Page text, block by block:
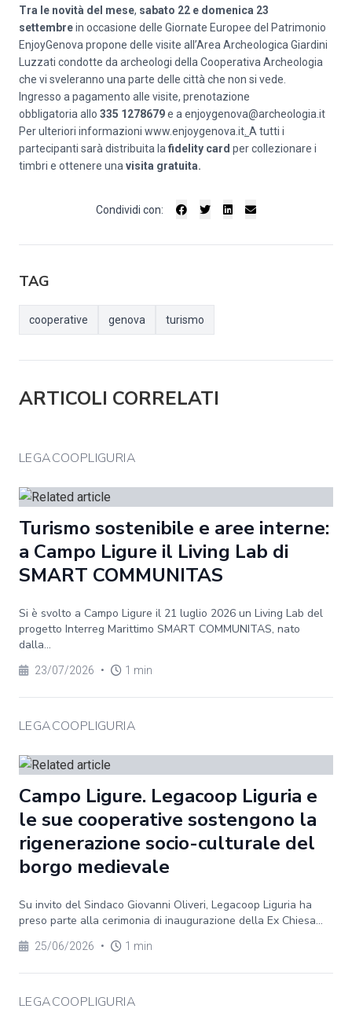
Tra le novità del mese, sabato 22 e domenica 23
settembrein occasione delle Giornate Europee del Patrimonio
EnjoyGenova propone delle visite all’Area Archeologica Giardini
Luzzati condotte da archeologi della Cooperativa Archeologia
che vi sveleranno una parte delle città che non si vede.
Ingresso a pagamento alle visite, prenotazione
obbligatoria allo 335 1278679e a enjoygenova@archeologia.it
Per ulteriori informazioni www.enjoygenova.it A tutti i
partecipanti sarà distribuita la fidelity card per collezionare i
timbri e ottenere una visita gratuita.
Condividi con:
TAG
cooperative genova turismo
ARTICOLI CORRELATI
LEGACOOPLIGURIA
Turismo sostenibile e aree interne:
a Campo Ligure il Living Lab di
SMART COMMUNITAS
Si è svolto a Campo Ligure il 21 luglio 2026 un Living Lab del
progetto Interreg Marittimo SMART COMMUNITAS, nato
dalla...
23/07/2026 • 1 min
LEGACOOPLIGURIA
Campo Ligure. Legacoop Liguria e
le sue cooperative sostengono la
rigenerazione socio-culturale del
borgo medievale
Su invito del Sindaco Giovanni Oliveri, Legacoop Liguria ha
preso parte alla cerimonia di inaugurazione della Ex Chiesa...
25/06/2026 • 1 min
LEGACOOPLIGURIA